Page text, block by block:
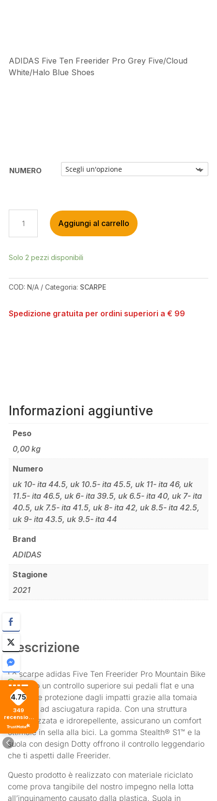
ADIDAS Five Ten Freerider Pro Grey Five/Cloud
White/Halo Blue Shoes
NUMERO
FIVE
TEN
PRO
FIVE/CLOUD
WHITE/HALO
SHOES
Aggiungi al carrello
Solo 2 pezzi disponibili
COD: N/A Categoria: SCARPE
Spedizione gratuita per ordini superiori a € 99
Informazioni aggiuntive
Peso
0,00 kg
Numero
uk 10- ita 44.5, uk 10.5- ita 45.5, uk 11- ita 46, uk
11.5- ita 46.5, uk 6- ita 39.5, uk 6.5- ita 40, uk 7- ita
40.5, uk 7.5- ita 41.5, uk 8- ita 42, uk 8.5- ita 42.5,
uk 9- ita 43.5, uk 9.5- ita 44
Brand
ADIDAS
Stagione
2021
Descrizione
Le scarpe adidas Five Ten Freerider Pro Mountain Bike
uniscono un controllo superiore sui pedali flat e una
maggiore protezione dagli impatti grazie alla tomaia
sintetica ad asciugatura rapida. Con una struttura
ammortizzata e idrorepellente, assicurano un comfort
ottimale in sella alla bici. La gomma Stealth® S1™ e la
suola con design Dotty offrono il controllo leggendario
che ti aspetti dalle Freerider.
Questo prodotto è realizzato con materiale riciclato
come prova tangibile del nostro impegno nella lotta
all’inquinamento causato dalla plastica. Suola in
4.75
349
recensioni
di tutti i
tempi